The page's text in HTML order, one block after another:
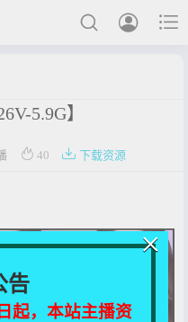



5.9G】
 40  下载资源
告
起，本站主播资
×